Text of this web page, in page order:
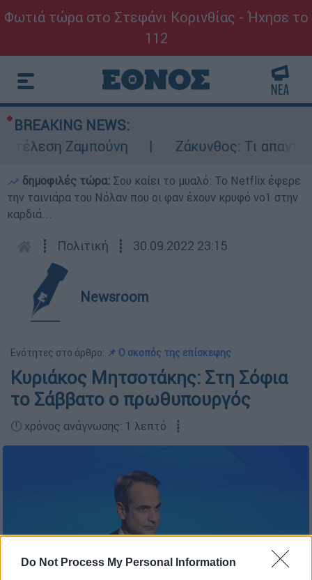
Do Not Process My Personal Information
Φωτιά τώρα στο Στεφάνι Κορινθίας - Ήχησε το
112
BREAKING NEWS:
Ζαμπούνη
Ζάκυνθος: Τι απαντά
δημοφιλές τώρα: Σου καίει το μυαλό: Το Netflix έφερε
την ταινιάρα του Νόλαν που οι φαν έχουν κρυφό νο1 στην
καρδιά...
┋ Πολιτική ┋ 30.09.2022 23:15
Newsroom
Ενότητες στο άρθρο: 📌 Ο σκοπός της επίσκεψης
Κυριάκος Μητσοτάκης: Στη Σόφια
το Σάββατο ο πρωθυπουργός
🕛 χρόνος ανάγνωσης: 1 λεπτό ┋